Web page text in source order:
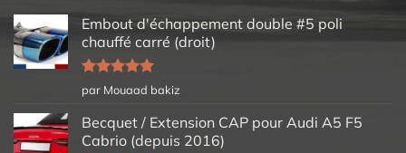
Embout d'échappement double #5 poli
chauffé carré (droit)
Note5sur
5
par Mouaad bakiz
Becquet / Extension CAP pour Audi A5 F5
Cabrio (depuis 2016)